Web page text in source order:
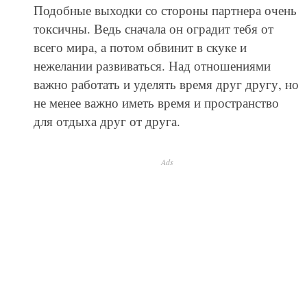
Подобные выходки со стороны партнера очень
токсичны. Ведь сначала он оградит тебя от
всего мира, а потом обвинит в скуке и
нежелании развиваться. Над отношениями
важно работать и уделять время друг другу, но
не менее важно иметь время и пространство
для отдыха друг от друга.
Ads